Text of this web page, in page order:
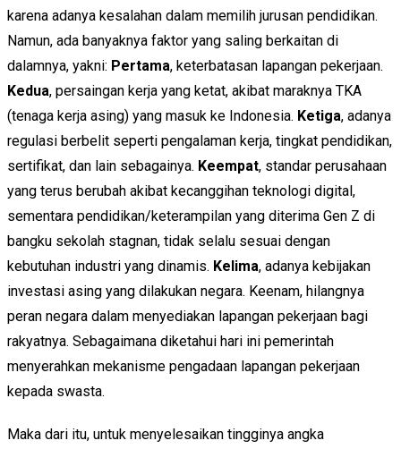
karena adanya kesalahan dalam memilih jurusan pendidikan.
Namun, ada banyaknya faktor yang saling berkaitan di
dalamnya, yakni: Pertama, keterbatasan lapangan pekerjaan.
Kedua, persaingan kerja yang ketat, akibat maraknya TKA
(tenaga kerja asing) yang masuk ke Indonesia. Ketiga, adanya
regulasi berbelit seperti pengalaman kerja, tingkat pendidikan,
sertifikat, dan lain sebagainya. Keempat, standar perusahaan
yang terus berubah akibat kecanggihan teknologi digital,
sementara pendidikan/keterampilan yang diterima Gen Z di
bangku sekolah stagnan, tidak selalu sesuai dengan
kebutuhan industri yang dinamis. Kelima, adanya kebijakan
investasi asing yang dilakukan negara. Keenam, hilangnya
peran negara dalam menyediakan lapangan pekerjaan bagi
rakyatnya. Sebagaimana diketahui hari ini pemerintah
menyerahkan mekanisme pengadaan lapangan pekerjaan
kepada swasta.
Maka dari itu, untuk menyelesaikan tingginya angka